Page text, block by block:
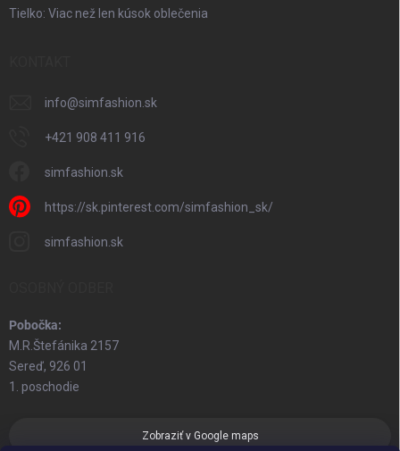
Tielko: Viac než len kúsok oblečenia
info@simfashion.sk
+421 908 411 916
simfashion.sk
https://sk.pinterest.com/simfashion_sk/
simfashion.sk
Pobočka:
M.R.Štefánika 2157
Sereď, 926 01
1. poschodie
Zobraziť v Google maps